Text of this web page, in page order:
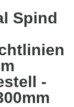
Spind
-